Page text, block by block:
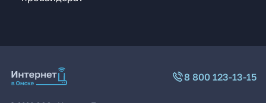
8 800 123-13-15